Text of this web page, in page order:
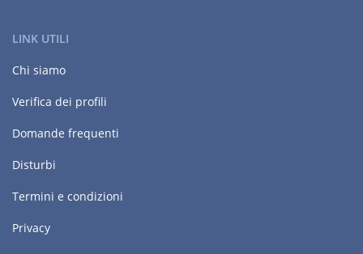
LINK UTILI
Chi siamo
Verifica dei profili
Domande frequenti
Disturbi
Termini e condizioni
Privacy